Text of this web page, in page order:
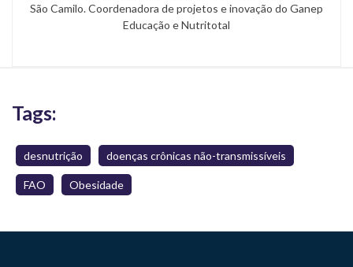
São Camilo. Coordenadora de projetos e inovação do Ganep
Educação e Nutritotal
Tags:
desnutrição doenças crônicas não-transmissíveis
FAO Obesidade